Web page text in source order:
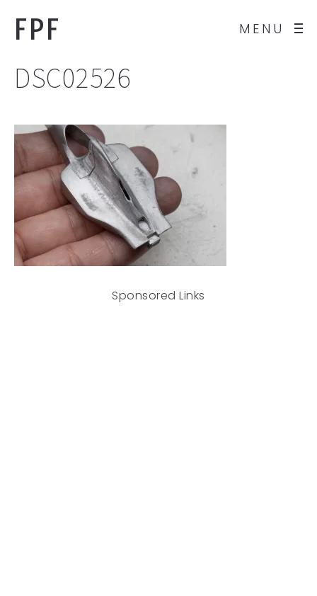
MENU
FPF
DSC02526
Sponsored Links